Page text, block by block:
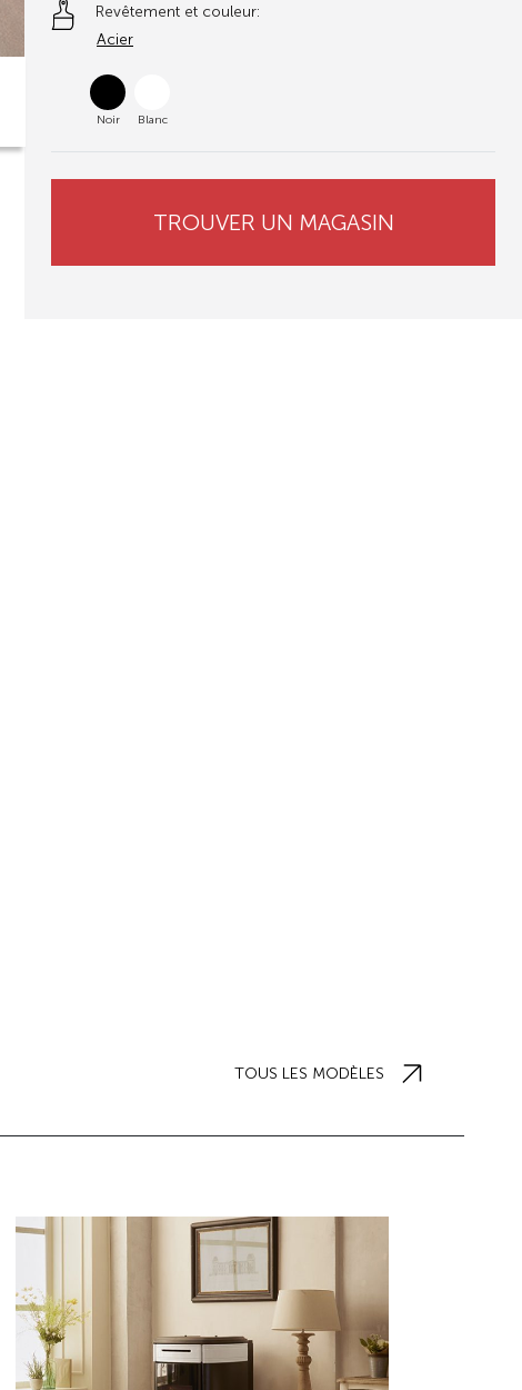
Revêtement et couleur:
Acier
Noir Blanc
TROUVER UN MAGASIN
TOUS LES MODÈLES